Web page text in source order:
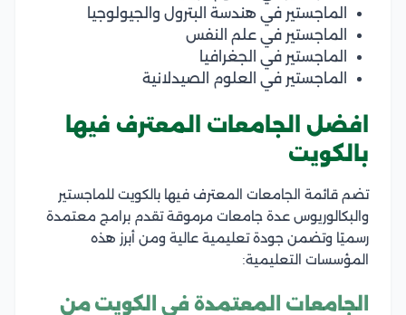
الماجستير في هندسة البترول والجيولوجيا
الماجستير في علم النفس
الماجستير في الجغرافيا
الماجستير في العلوم الصيدلانية
افضل الجامعات المعترف فيها
بالكويت
تضم قائمة الجامعات المعترف فيها بالكويت للماجستير
والبكالوريوس عدة جامعات مرموقة تقدم برامج معتمدة
رسميًا وتضمن جودة تعليمية عالية ومن أبرز هذه
المؤسسات التعليمية:
الجامعات المعتمدة في الكويت من